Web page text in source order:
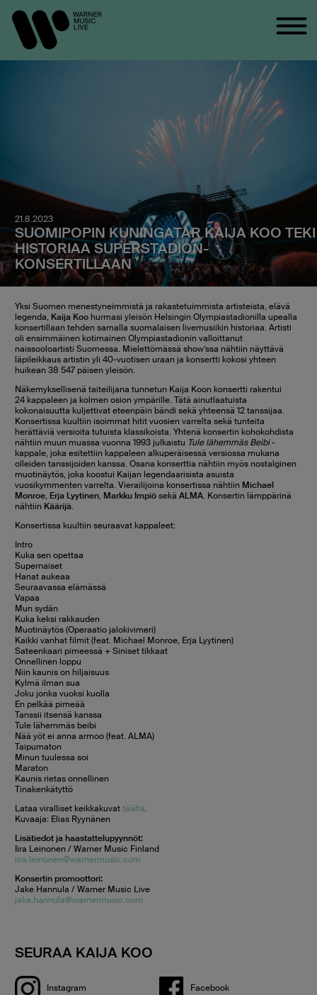
21.8.2023
SUOMIPOPIN KUNINGATAR KAIJA KOO TEKI
HISTORIAA SUPERSTADION-
KONSERTILLAAN
Yksi Suomen menestyneimmistä ja rakastetuimmista artisteista, elävä
legenda, Kaija Koo hurmasi yleisön Helsingin Olympiastadionilla upealla
konsertillaan tehden samalla suomalaisen livemusiikin historiaa. Artisti
oli ensimmäinen kotimainen Olympiastadionin valloittanut
naissooloartisti Suomessa. Mielettömässä show’ssa nähtiin näyttävä
läpileikkaus artistin yli 40-vuotisen uraan ja konsertti kokosi yhteen
huikean 38 547 päisen yleisön.
Näkemyksellisenä taiteilijana tunnetun Kaija Koon konsertti rakentui
24 kappaleen ja kolmen osion ympärille. Tätä ainutlaatuista
kokonaisuutta kuljettivat eteenpäin bändi sekä yhteensä 12 tanssijaa.
Konsertissa kuultiin isoimmat hitit vuosien varrelta sekä tunteita
herättäviä versioita tutuista klassikoista. Yhtenä konsertin kohokohdista
nähtiin muun muassa vuonna 1993 julkaistu Tule lähemmäs Beibi-
kappale, joka esitettiin kappaleen alkuperäisessä versiossa mukana
olleiden tanssijoiden kanssa. Osana konserttia nähtiin myös nostalginen
muotinäytös, joka koostui Kaijan legendaarisista asuista
vuosikymmenten varrelta. Vierailijoina konsertissa nähtiin Michael
Monroe, Erja Lyytinen, Markku Impiösekä ALMA. Konsertin lämppärinä
nähtiin Käärijä.
Konsertissa kuultiin seuraavat kappaleet:
Intro
Kuka sen opettaa
Supernaiset
Hanat aukeaa
Seuraavassa elämässä
Vapaa
Mun sydän
Kuka keksi rakkauden
Muotinäytös (Operaatio jalokivimeri)
Kaikki vanhat filmit (feat. Michael Monroe, Erja Lyytinen)
Sateenkaari pimeessä + Siniset tikkaat
Onnellinen loppu
Niin kaunis on hiljaisuus
Kylmä ilman sua
Joku jonka vuoksi kuolla
En pelkää pimeää
Tanssii itsensä kanssa
Tule lähemmäs beibi
Nää yöt ei anna armoo (feat. ALMA)
Taipumaton
Minun tuulessa soi
Maraton
Kaunis rietas onnellinen
Tinakenkätyttö
Lataa viralliset keikkakuvattäältä.
Kuvaaja: Elias Ryynänen
Lisätiedot ja haastattelupyynnöt:
Iira Leinonen / Warner Music Finland
iira.leinonen@warnermusic.com
Konsertin promoottori:
Jake Hannula / Warner Music Live
jake.hannula@warnermusic.com
SEURAA KAIJA KOO
Instagram Facebook